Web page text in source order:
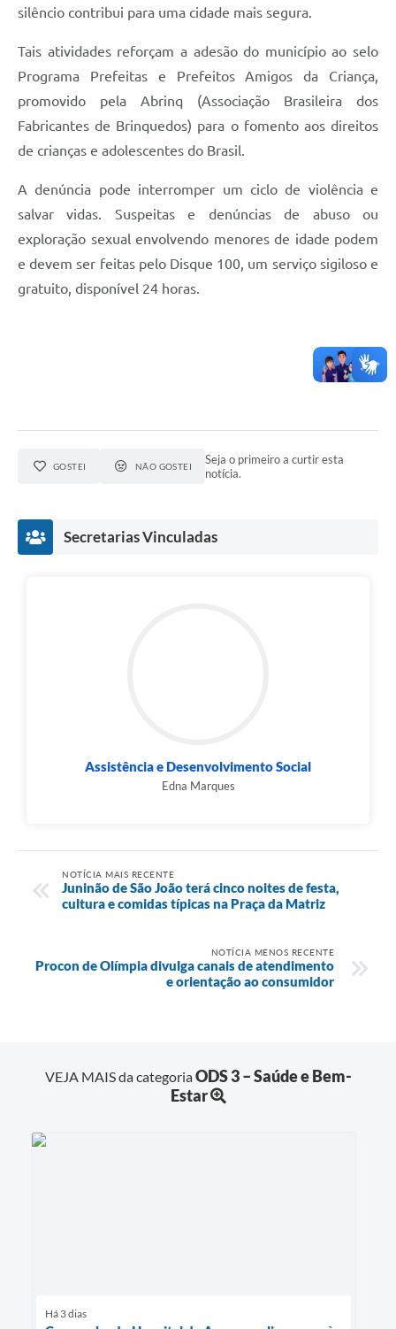
silêncio contribui para uma cidade mais segura.
Tais atividades reforçam a adesão do município ao selo
Programa Prefeitas e Prefeitos Amigos da Criança,
promovido pela Abrinq (Associação Brasileira dos
Fabricantes de Brinquedos) para o fomento aos direitos
de crianças e adolescentes do Brasil.
A denúncia pode interromper um ciclo de violência e
salvar vidas. Suspeitas e denúncias de abuso ou
exploração sexual envolvendo menores de idade podem
e devem ser feitas pelo Disque 100, um serviço sigiloso e
gratuito, disponível 24 horas.
GOSTEI NÃO GOSTEI
Seja o primeiro a curtir esta
notícia.
Secretarias Vinculadas
Assistência e Desenvolvimento Social
Edna Marques
NOTÍCIA MAIS RECENTE
Juninão de São João terá cinco noites de festa,
cultura e comidas típicas na Praça da Matriz
NOTÍCIA MENOS RECENTE
Procon de Olímpia divulga canais de atendimento
e orientação ao consumidor
VEJA MAIS da categoriaODS 3 – Saúde e Bem-
Estar
Há 3 dias